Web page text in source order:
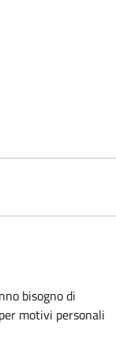
bisogno di
per motivi personali